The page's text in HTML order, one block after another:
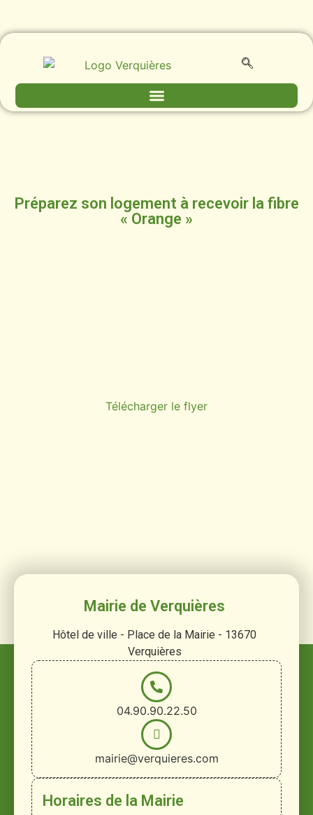
Préparez son logement à recevoir la fibre
« Orange »
Télécharger le flyer
Mairie de Verquières
Hôtel de ville - Place de la Mairie - 13670
Verquières
04.90.90.22.50
mairie@verquieres.com
Horaires de la Mairie